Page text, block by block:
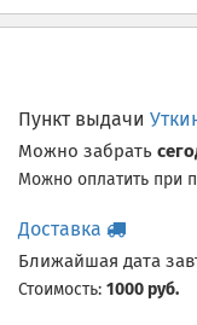
Пункт выдачи
Можно забрать
Можно оплатить при
Доставка
Ближайшая дата
Стоимость: 1000 руб.